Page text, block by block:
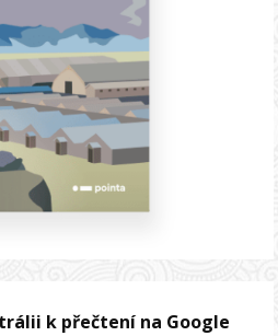
k přečtení na Google